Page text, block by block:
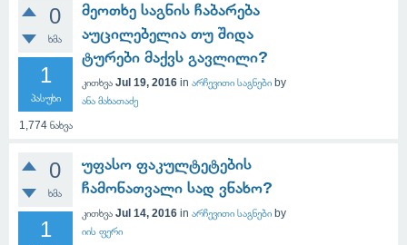
0
ხმა
1
პასუხი
1,774ნახვა
მეოთხე საგნის ჩაბარება
აუცილებელია თუ შიდა
ტურები მაქვს გავლილი?
კითხვა Jul 19, 2016 in არჩევითი საგნები by
ანა მახათაძე
0
ხმა
1
უფასო ფაკულტეტების
ჩამონათვალი სად ვნახო?
კითხვა Jul 14, 2016 in არჩევითი საგნები by
იის ფერი